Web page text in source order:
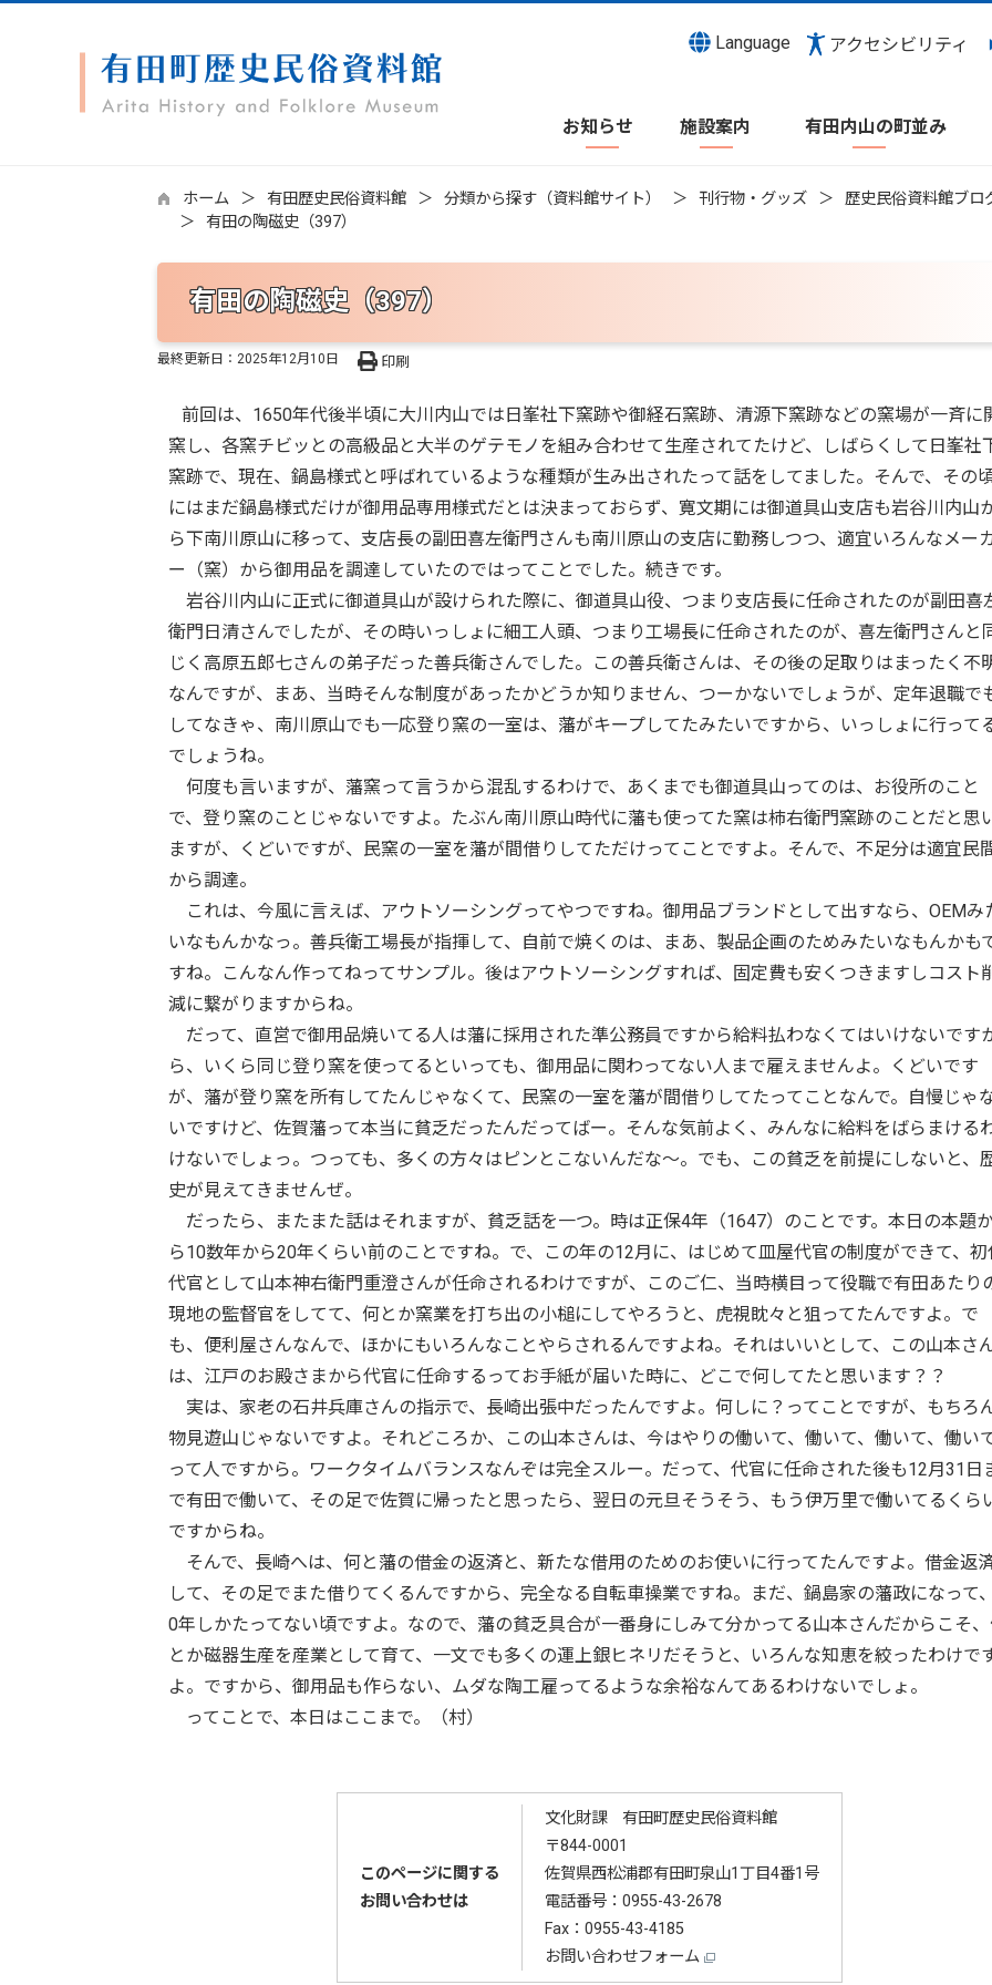
Language アクセシビリティ
お知らせ 施設案内 有田内山の町並み
ホーム 有田歴史民俗資料館 分類から探す（資料館サイト） 刊行物・グッズ 歴史民俗資料館ブロ
有田の陶磁史（397）
有田の陶磁史（397）
最終更新日： 2025年12月10日 印刷
前回は、1650年代後半頃に大川内山では日峯社下窯跡や御経石窯跡、清源下窯跡などの窯場が一斉に
窯し、各窯チビッとの高級品と大半のゲテモノを組み合わせて生産されてたけど、しばらくして日峯社
窯跡で、現在、鍋島様式と呼ばれているような種類が生み出されたって話をしてました。そんで、その
にはまだ鍋島様式だけが御用品専用様式だとは決まっておらず、寛文期には御道具山支店も岩谷川内山
ら下南川原山に移って、支店長の副田喜左衛門さんも南川原山の支店に勤務しつつ、適宜いろんなメー
ー（窯）から御用品を調達していたのではってことでした。続きです。
岩谷川内山に正式に御道具山が設けられた際に、御道具山役、つまり支店長に任命されたのが副田喜
衛門日清さんでしたが、その時いっしょに細工人頭、つまり工場長に任命されたのが、喜左衛門さんと
じく高原五郎七さんの弟子だった善兵衛さんでした。この善兵衛さんは、その後の足取りはまったく不
なんですが、まあ、当時そんな制度があったかどうか知りません、つーかないでしょうが、定年退職で
してなきゃ、南川原山でも一応登り窯の一室は、藩がキープしてたみたいですから、いっしょに行って
でしょうね。
何度も言いますが、藩窯って言うから混乱するわけで、あくまでも御道具山ってのは、お役所のこと
で、登り窯のことじゃないですよ。たぶん南川原山時代に藩も使ってた窯は柿右衛門窯跡のことだと思
ますが、くどいですが、民窯の一室を藩が間借りしてただけってことですよ。そんで、不足分は適宜民
から調達。
これは、今風に言えば、アウトソーシングってやつですね。御用品ブランドとして出すなら、OEMみ
いなもんかなっ。善兵衛工場長が指揮して、自前で焼くのは、まあ、製品企画のためみたいなもんかも
すね。こんなん作ってねってサンプル。後はアウトソーシングすれば、固定費も安くつきますしコスト
減に繋がりますからね。
だって、直営で御用品焼いてる人は藩に採用された準公務員ですから給料払わなくてはいけないです
ら、いくら同じ登り窯を使ってるといっても、御用品に関わってない人まで雇えませんよ。くどいです
が、藩が登り窯を所有してたんじゃなくて、民窯の一室を藩が間借りしてたってことなんで。自慢じゃ
いですけど、佐賀藩って本当に貧乏だったんだってばー。そんな気前よく、みんなに給料をばらまける
けないでしょっ。つっても、多くの方々はピンとこないんだな～。でも、この貧乏を前提にしないと、
史が見えてきませんぜ。
だったら、またまた話はそれますが、貧乏話を一つ。時は正保4年（1647）のことです。本日の本題
ら10数年から20年くらい前のことですね。で、この年の12月に、はじめて皿屋代官の制度ができて、初
代官として山本神右衛門重澄さんが任命されるわけですが、このご仁、当時横目って役職で有田あたり
現地の監督官をしてて、何とか窯業を打ち出の小槌にしてやろうと、虎視眈々と狙ってたんですよ。で
も、便利屋さんなんで、ほかにもいろんなことやらされるんですよね。それはいいとして、この山本さ
は、江戸のお殿さまから代官に任命するってお手紙が届いた時に、どこで何してたと思います？？
実は、家老の石井兵庫さんの指示で、長崎出張中だったんですよ。何しに？ってことですが、もちろ
物見遊山じゃないですよ。それどころか、この山本さんは、今はやりの働いて、働いて、働いて、働い
って人ですから。ワークタイムバランスなんぞは完全スルー。だって、代官に任命された後も12月31日
で有田で働いて、その足で佐賀に帰ったと思ったら、翌日の元旦そうそう、もう伊万里で働いてるくら
ですからね。
そんで、長崎へは、何と藩の借金の返済と、新たな借用のためのお使いに行ってたんですよ。借金返
して、その足でまた借りてくるんですから、完全なる自転車操業ですね。まだ、鍋島家の藩政になって
0年しかたってない頃ですよ。なので、藩の貧乏具合が一番身にしみて分かってる山本さんだからこそ
とか磁器生産を産業として育て、一文でも多くの運上銀ヒネリだそうと、いろんな知恵を絞ったわけで
よ。ですから、御用品も作らない、ムダな陶工雇ってるような余裕なんてあるわけないでしょ。
ってことで、本日はここまで。（村）
このページに関する
お問い合わせは
文化財課 有田町歴史民俗資料館
〒844-0001
佐賀県西松浦郡有田町泉山1丁目4番1号
電話番号： 0955-43-2678
Fax：0955-43-4185
お問い合わせフォーム